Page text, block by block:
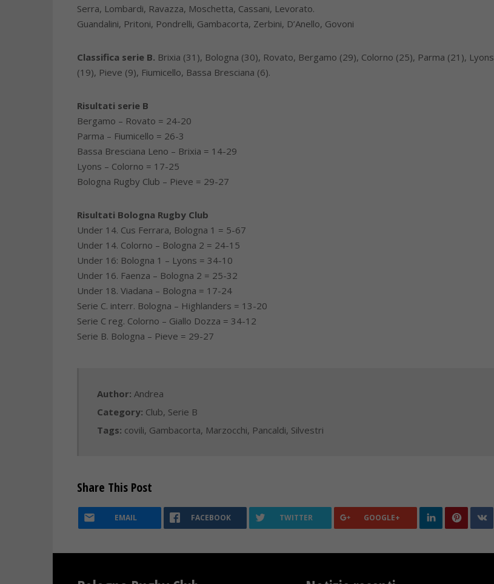
Serra, Lombardi, Ravazza, Moschetta, Cassani, Levorato.
Guandalini, Pritoni, Pondrelli, Gambacorta, Zerbini, D’Anello, Govoni
Classifica serie B. Brixia (31), Bologna (30), Rovato, Bergamo (29), Colorno (25), Parma (21), Lyons
(19), Pieve (9), Fiumicello, Bassa Bresciana (6).
Risultati serie B
Bergamo – Rovato = 24-20
Parma – Fiumicello = 26-3
Bassa Bresciana Leno – Brixia = 14-29
Lyons – Colorno = 17-25
Bologna Rugby Club – Pieve = 29-27
Risultati Bologna Rugby Club
Under 14. Cus Ferrara, Bologna 1 = 5-67
Under 14. Colorno – Bologna 2 = 24-15
Under 16: Bologna 1 – Lyons = 34-10
Under 16. Faenza – Bologna 2 = 25-32
Under 18. Viadana – Bologna = 17-24
Serie C. interr. Bologna – Highlanders = 13-20
Serie C reg. Colorno – Giallo Dozza = 34-12
Serie B. Bologna – Pieve = 29-27
Author: Andrea
Category: Club, Serie B
Tags: covili, Gambacorta, Marzocchi, Pancaldi, Silvestri
Share This Post
EMAIL FACEBOOK TWITTER GOOGLE+